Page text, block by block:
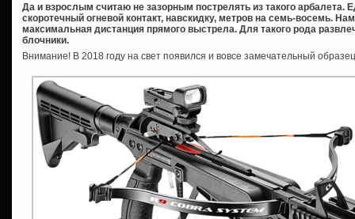
Да и взрослым считаю не зазорным пострелять из такого арбалета.
скоротечный огневой контакт, навскидку, метров на семь-восемь.
максимальная дистанция прямого выстрела. Для такого рода
блочники.
Внимание! В 2018 году на свет появился и вовсе замечательный